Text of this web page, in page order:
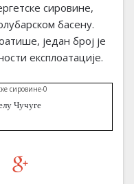
сировине,
басену.
један број је
експлоатације.
Чучуге